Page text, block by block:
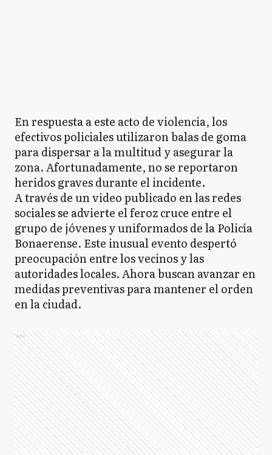
En respuesta a este acto de violencia, los
efectivos policiales utilizaron balas de goma
para dispersar a la multitud y asegurar la
zona. Afortunadamente, no se reportaron
heridos graves durante el incidente.
A través de un video publicado en las redes
sociales se advierte el feroz cruce entre el
grupo de jóvenes y uniformados de la Policía
Bonaerense. Este inusual evento despertó
preocupación entre los vecinos y las
autoridades locales. Ahora buscan avanzar en
medidas preventivas para mantener el orden
en la ciudad.
Ads